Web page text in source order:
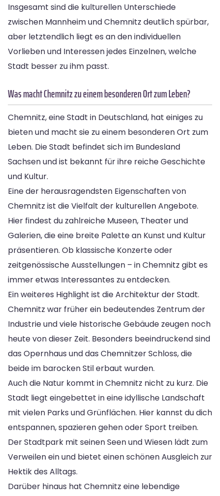
Insgesamt sind die kulturellen Unterschiede
zwischen Mannheim und Chemnitz deutlich spürbar,
aber letztendlich liegt es an den individuellen
Vorlieben und Interessen jedes Einzelnen, welche
Stadt besser zu ihm passt.
Was macht Chemnitz zu einem besonderen Ort zum Leben?
Chemnitz, eine Stadt in Deutschland, hat einiges zu
bieten und macht sie zu einem besonderen Ort zum
Leben. Die Stadt befindet sich im Bundesland
Sachsen und ist bekannt für ihre reiche Geschichte
und Kultur.
Eine der herausragendsten Eigenschaften von
Chemnitz ist die Vielfalt der kulturellen Angebote.
Hier findest du zahlreiche Museen, Theater und
Galerien, die eine breite Palette an Kunst und Kultur
präsentieren. Ob klassische Konzerte oder
zeitgenössische Ausstellungen – in Chemnitz gibt es
immer etwas Interessantes zu entdecken.
Ein weiteres Highlight ist die Architektur der Stadt.
Chemnitz war früher ein bedeutendes Zentrum der
Industrie und viele historische Gebäude zeugen noch
heute von dieser Zeit. Besonders beeindruckend sind
das Opernhaus und das Chemnitzer Schloss, die
beide im barocken Stil erbaut wurden.
Auch die Natur kommt in Chemnitz nicht zu kurz. Die
Stadt liegt eingebettet in eine idyllische Landschaft
mit vielen Parks und Grünflächen. Hier kannst du dich
entspannen, spazieren gehen oder Sport treiben.
Der Stadtpark mit seinen Seen und Wiesen lädt zum
Verweilen ein und bietet einen schönen Ausgleich zur
Hektik des Alltags.
Darüber hinaus hat Chemnitz eine lebendige